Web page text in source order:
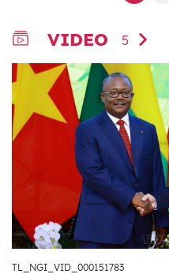
VIDEO 5
TL_NGI_VID_000151783